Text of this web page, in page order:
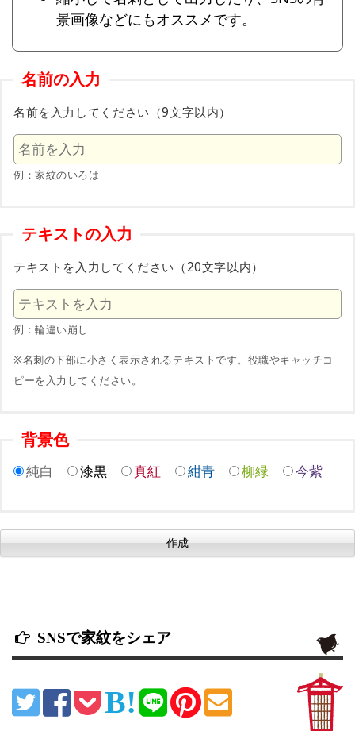
景画像などにもオススメです。
名前の入力
名前を入力してください（9文字以内）
例：家紋のいろは
テキストの入力
テキストを入力してください（20文字以内）
例：輪違い崩し
※名刺の下部に小さく表示されるテキストです。役職やキャッチコ
ピーを入力してください。
背景色
純白 漆黒 真紅 紺青 柳緑 今紫
SNSで家紋をシェア